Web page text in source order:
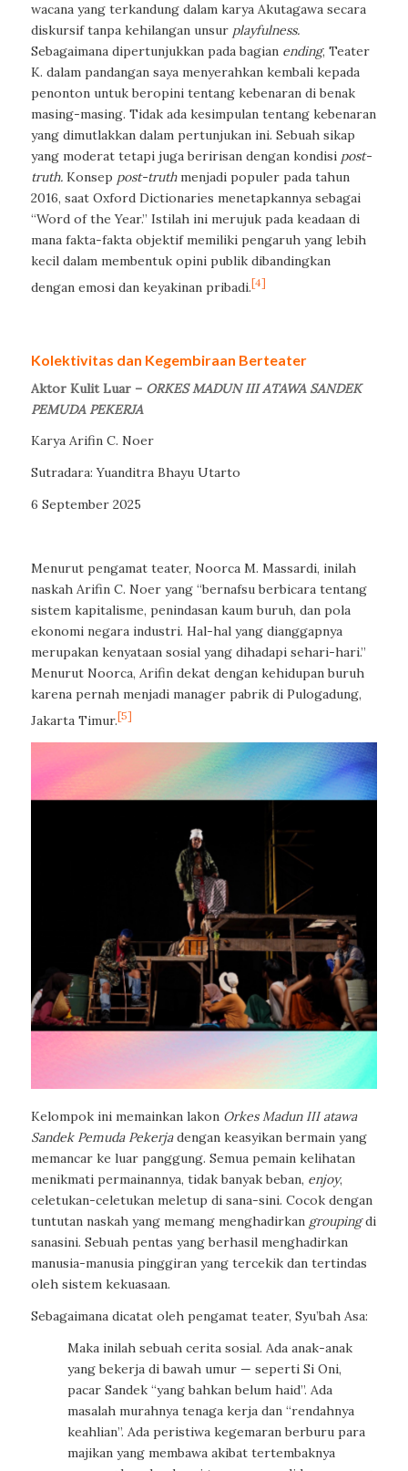
wacana yang terkandung dalam karya Akutagawa secara
diskursif tanpa kehilangan unsur playfulness.
Sebagaimana dipertunjukkan pada bagian ending, Teater
K. dalam pandangan saya menyerahkan kembali kepada
penonton untuk beropini tentang kebenaran di benak
masing-masing. Tidak ada kesimpulan tentang kebenaran
yang dimutlakkan dalam pertunjukan ini. Sebuah sikap
yang moderat tetapi juga beririsan dengan kondisi post-
truth. Konsep post-truthmenjadi populer pada tahun
2016, saat Oxford Dictionaries menetapkannya sebagai
“Word of the Year.” Istilah ini merujuk pada keadaan di
mana fakta-fakta objektif memiliki pengaruh yang lebih
kecil dalam membentuk opini publik dibandingkan
dengan emosi dan keyakinan pribadi.[4]
Kolektivitas dan Kegembiraan Berteater
Aktor Kulit Luar – ORKES MADUN III ATAWA SANDEK
PEMUDA PEKERJA
Karya Arifin C. Noer
Sutradara: Yuanditra Bhayu Utarto
6 September 2025
Menurut pengamat teater, Noorca M. Massardi, inilah
naskah Arifin C. Noer yang “bernafsu berbicara tentang
sistem kapitalisme, penindasan kaum buruh, dan pola
ekonomi negara industri. Hal-hal yang dianggapnya
merupakan kenyataan sosial yang dihadapi sehari-hari.”
Menurut Noorca, Arifin dekat dengan kehidupan buruh
karena pernah menjadi manager pabrik di Pulogadung,
Jakarta Timur.[5]
Kelompok ini memainkan lakon Orkes Madun III atawa
Sandek Pemuda Pekerjadengan keasyikan bermain yang
memancar ke luar panggung. Semua pemain kelihatan
menikmati permainannya, tidak banyak beban, enjoy,
celetukan-celetukan meletup di sana-sini. Cocok dengan
tuntutan naskah yang memang menghadirkan groupingdi
sanasini. Sebuah pentas yang berhasil menghadirkan
manusia-manusia pinggiran yang tercekik dan tertindas
oleh sistem kekuasaan.
Sebagaimana dicatat oleh pengamat teater, Syu’bah Asa:
Maka inilah sebuah cerita sosial. Ada anak-anak
yang bekerja di bawah umur — seperti Si Oni,
pacar Sandek “yang bahkan belum haid”. Ada
masalah murahnya tenaga kerja dan “rendahnya
keahlian”. Ada peristiwa kegemaran berburu para
majikan yang membawa akibat tertembaknya